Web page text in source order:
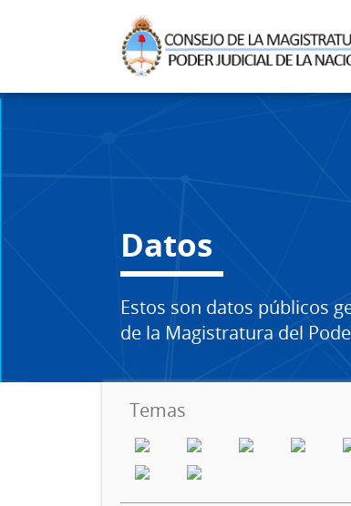
Datos
Estos son datos públicos
de la Magistratura del
Temas